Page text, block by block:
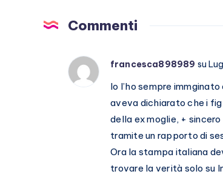
Stefano
Martino
Commenti
francesca898989 su
Io l’ho sempre
aveva dichiarato che i
della ex moglie, +
tramite un rapporto di
Ora la stampa italiana
trovare la verità solo su